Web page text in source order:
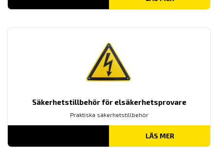
Säkerhetstillbehör för elsäkerhetsprovare
Praktiska säkerhetstillbehör
LÄS MER